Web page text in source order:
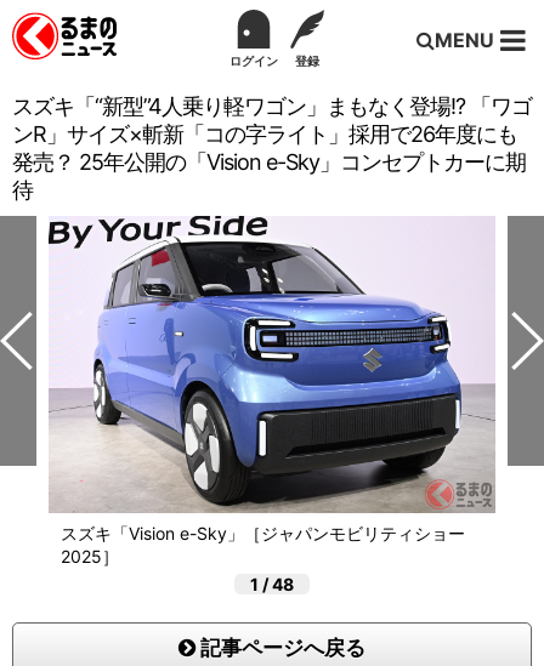
ログイン 登録
MENU
スズキ「“新型”4人乗り軽ワゴン」まもなく登場!? 「ワゴ
ンR」サイズ×斬新「コの字ライト」採用で26年度にも
発売？ 25年公開の「Vision e-Sky」コンセプトカーに期
待
スズキ「Vision e-Sky」［ジャパンモビリティショー
2025］
1 /48
記事ページへ戻る